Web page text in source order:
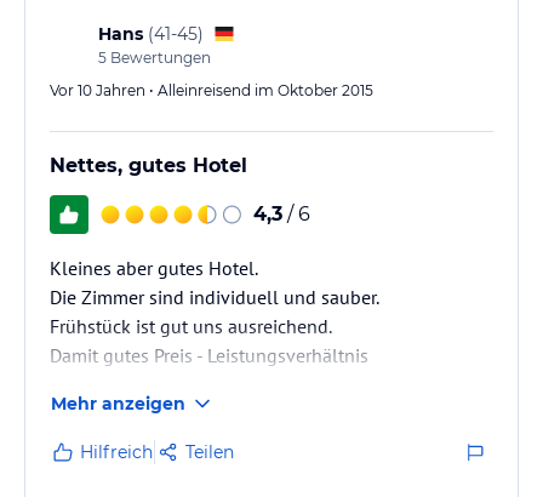
Hans (41-45)
5 Bewertungen
Vor 10 Jahren • Alleinreisend im Oktober 2015
Nettes, gutes Hotel
4,3 / 6
Kleines aber gutes Hotel.
Die Zimmer sind individuell und sauber.
Frühstück ist gut uns ausreichend.
Damit gutes Preis - Leistungsverhältnis
Mehr anzeigen
Hilfreich Teilen